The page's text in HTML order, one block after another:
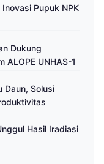
Pupuk NPK
Dukung
ALOPE UNHAS-1
Daun, Solusi
Hasil Iradiasi